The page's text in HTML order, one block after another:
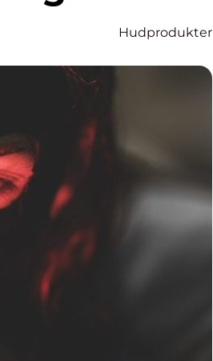
Hudprodukter